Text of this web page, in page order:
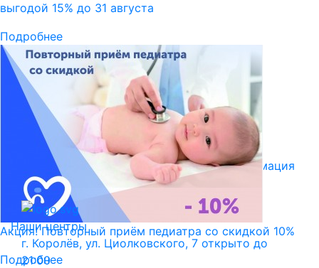
выгодой 15% до 31 августа
Подробнее
Акция! Повторный приём педиатра со скидкой 10%
Подробнее
Библиотека пациента
Правовая информация
Версия для слабовидящих
Наши центры
г. Королёв, ул. Циолковского, 7 открыто до
21:00